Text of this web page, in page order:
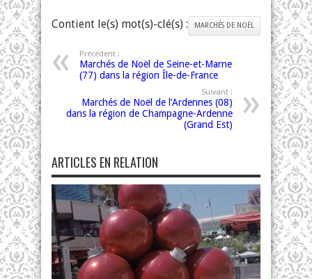
Contient le(s) mot(s)-clé(s) : MARCHÉS DE NOËL
Précédent :
Marchés de Noël de Seine-et-Marne
(77) dans la région Île-de-France
Suivant :
Marchés de Noël de l’Ardennes (08)
dans la région de Champagne-Ardenne
(Grand Est)
ARTICLES EN RELATION